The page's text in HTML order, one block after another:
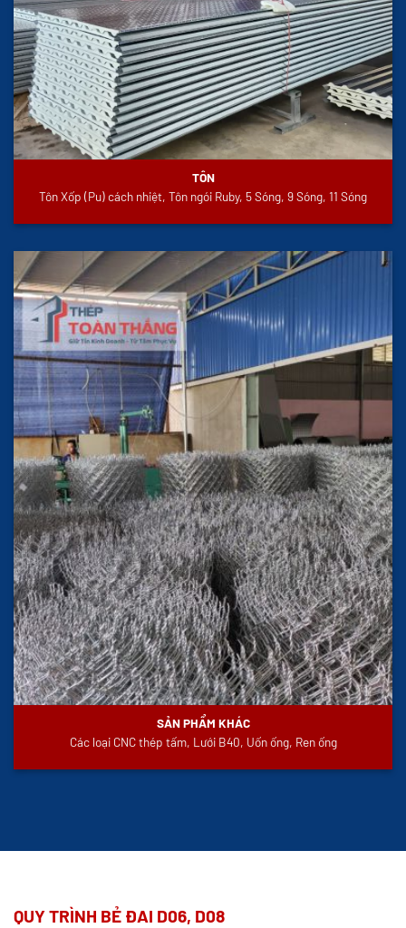
TÔN
Tôn Xốp (Pu) cách nhiệt, Tôn ngói Ruby, 5 Sóng, 9 Sóng, 11 Sóng
SẢN PHẨM KHÁC
Các loại CNC thép tấm, Lưới B40, Uốn ống, Ren ống
QUY TRÌNH BẺ ĐAI D06, D08